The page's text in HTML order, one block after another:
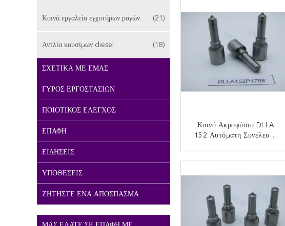
Κοινά εργαλεία εγχυτήρων ραγών (21)
Αντλία καυσίμων diesel (18)
ΣΧΕΤΙΚΆ ΜΕ ΕΜΆΣ
ΓΎΡΟΣ ΕΡΓΟΣΤΑΣΊΩΝ
ΠΟΙΟΤΙΚΌΣ ΈΛΕΓΧΟΣ
ΕΠΑΦΉ
ΕΙΔΉΣΕΙΣ
ΥΠΟΘΈΣΕΙΣ
ΖΗΤΉΣΤΕ ΈΝΑ ΑΠΌΣΠΑΣΜΑ
33800-27400 Για
0445110257
Κοινό Ακροφύσιο DLLA
152 Αυτόματη Συνέλευση
ΕΠΙΚΟΙΝΩΝΉΣΤΕ